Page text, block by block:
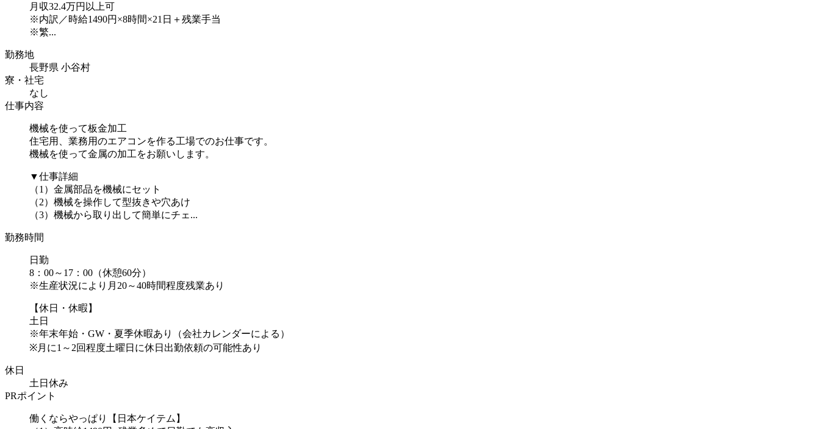
月収32.4万円以上可
※内訳／時給1490円×8時間×21日＋残業手当
※繁...
勤務地
長野県 小谷村
寮・社宅
なし
仕事内容
機械を使って板金加工
住宅用、業務用のエアコンを作る工場でのお仕事です。
機械を使って金属の加工をお願いします。
▼仕事詳細
（1）金属部品を機械にセット
（2）機械を操作して型抜きや穴あけ
（3）機械から取り出して簡単にチェ...
勤務時間
日勤
8：00～17：00（休憩60分）
※生産状況により月20～40時間程度残業あり
【休日・休暇】
土日
※年末年始・GW・夏季休暇あり（会社カレンダーによる）
※月に1～2回程度土曜日に休日出勤依頼の可能性あり
休日
土日休み
PRポイント
働くならやっぱり【日本ケイテム】